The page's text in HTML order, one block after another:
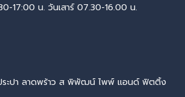
17:00 น. วันเสาร์ 07.30-16.00 น.
ระปา ลาดพร้าว ส พิพัฒน์ ไพพ์ แอนด์ ฟิตติ้ง